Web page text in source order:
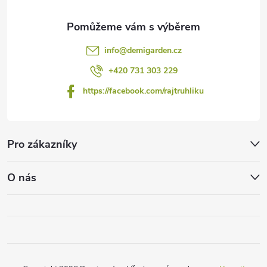
info@demigarden.cz
+420 731 303 229
https://facebook.com/rajtruhliku
Pro zákazníky
O nás